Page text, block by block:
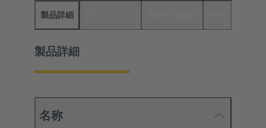
製品詳細
製品詳細
名称